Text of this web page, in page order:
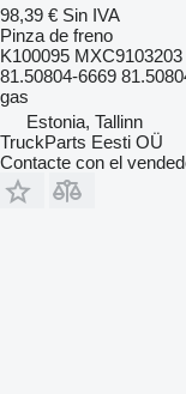
98,39 € Sin IVA
Pinza de freno
K100095
81.50804-6669
gas
Estonia, Tallinn
TruckParts Eesti OÜ
Contacte con el